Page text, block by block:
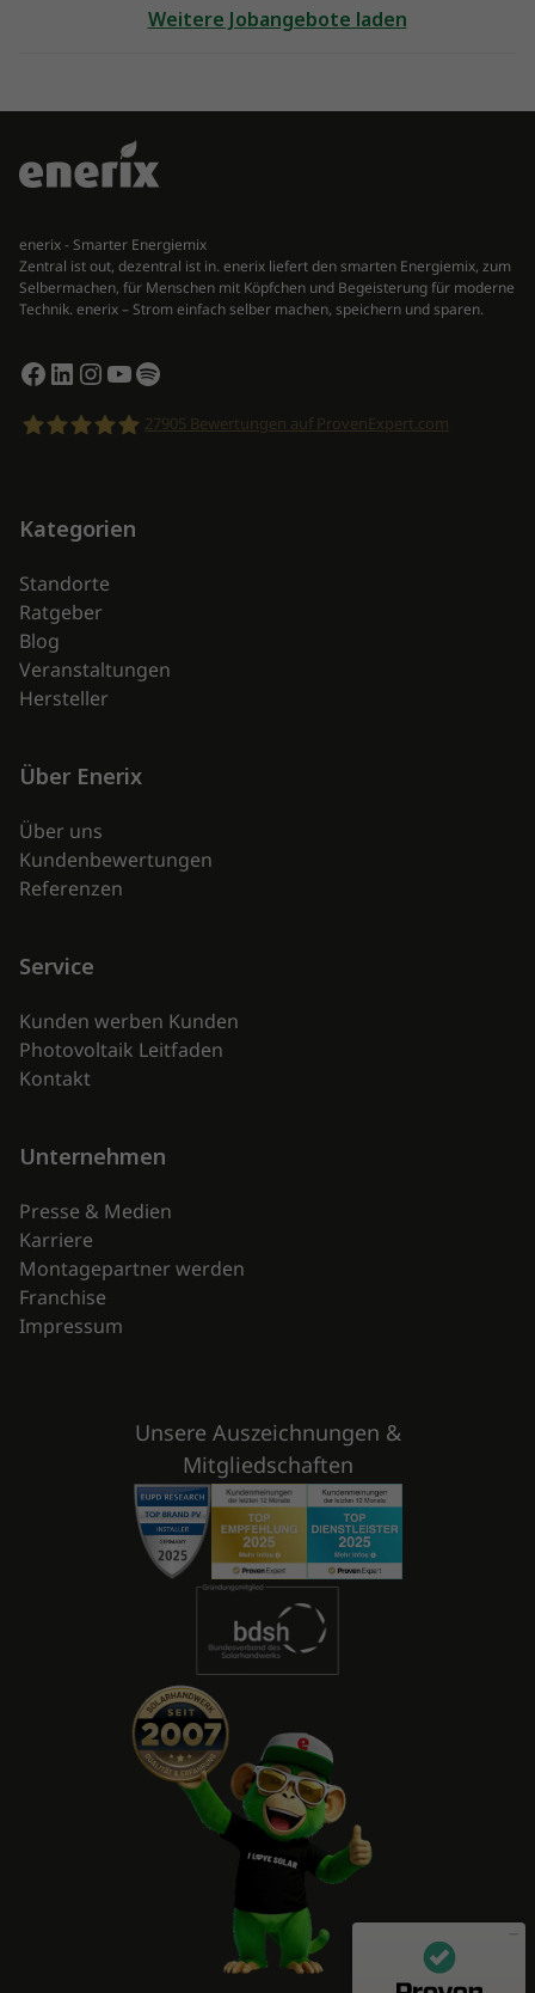
Weitere Jobangebote laden
enerix - Smarter Energiemix
Zentral ist out, dezentral ist in. enerix liefert den smarten Energiemix, zum
Selbermachen, für Menschen mit Köpfchen und Begeisterung für moderne
Technik. enerix – Strom einfach selber machen, speichern und sparen.
Facebook
LinkedIn
Instagram
YouTube
Spotify
27905Bewertungen auf ProvenExpert.com
Kategorien
Standorte
Ratgeber
Blog
Veranstaltungen
Hersteller
Über Enerix
Über uns
Kundenbewertungen
Referenzen
Service
Kunden werben Kunden
Photovoltaik Leitfaden
Kontakt
Unternehmen
Presse & Medien
Karriere
Montagepartner werden
Franchise
Impressum
Unsere Auszeichnungen &
Mitgliedschaften
Mitarbeiterbewertungen zu
enerix - Arbeiten in der Photovoltaikbranche
(11 Profile)
100%
Empfehlungen auf
ProvenEmployer.com
SEHR GUT
4,55 / 5,00